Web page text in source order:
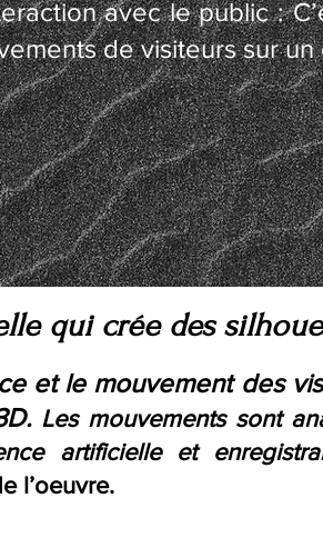
avec le public :
de visiteurs sur
qui crée des
et le mouvement des
Les mouvements sont
artificielle et
l’oeuvre.